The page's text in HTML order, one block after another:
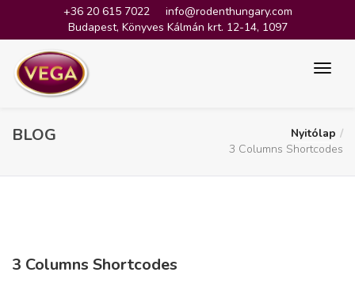
+36 20 615 7022
info@rodenthungary.com
Budapest, Könyves Kálmán krt. 12-14, 1097
BLOG
Nyitólap
3 Columns Shortcodes
3 Columns Shortcodes